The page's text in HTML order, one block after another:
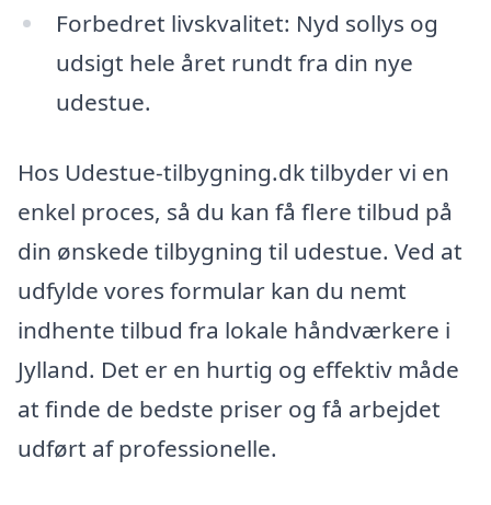
Forbedret livskvalitet: Nyd sollys og
udsigt hele året rundt fra din nye
udestue.
Hos Udestue-tilbygning.dk tilbyder vi en
enkel proces, så du kan få flere tilbud på
din ønskede tilbygning til udestue. Ved at
udfylde vores formular kan du nemt
indhente tilbud fra lokale håndværkere i
Jylland. Det er en hurtig og effektiv måde
at finde de bedste priser og få arbejdet
udført af professionelle.